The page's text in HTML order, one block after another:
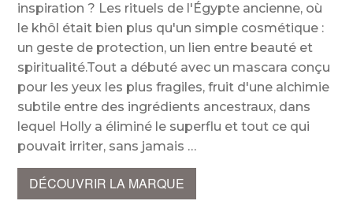
inspiration ? Les rituels de l'Égypte ancienne, où
le khôl était bien plus qu'un simple cosmétique :
un geste de protection, un lien entre beauté et
spiritualité.Tout a débuté avec un mascara conçu
pour les yeux les plus fragiles, fruit d'une alchimie
subtile entre des ingrédients ancestraux, dans
lequel Holly a éliminé le superflu et tout ce qui
pouvait irriter, sans jamais
DÉCOUVRIR LA MARQUE